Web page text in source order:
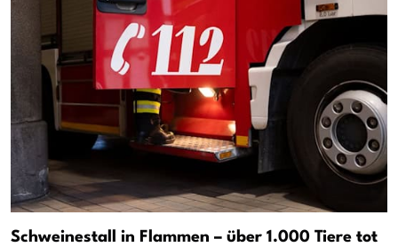
Schweinestall in Flammen – über 1.000 Tiere tot